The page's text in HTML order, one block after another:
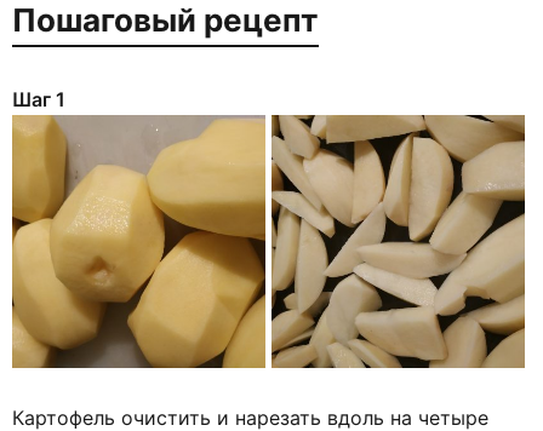
Пошаговый рецепт
Шаг 1
Картофель очистить и нарезать вдоль на четыре